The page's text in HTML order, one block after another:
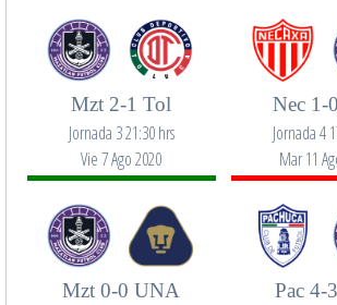
Mzt 2-1 Tol
Jornada 3 21:30 hrs
Vie 7 Ago 2020
Nec 1-
Jornada 4
Mar 11
Mzt 0-0 UNA Pac 4-